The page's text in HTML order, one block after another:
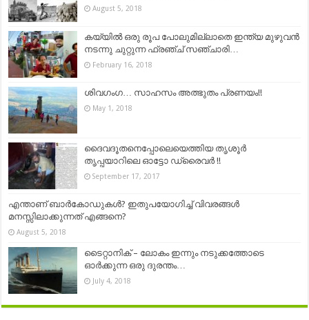
August 5, 2018
കയ്യില്‍ ഒരു രൂപ പോലുമില്ലാതെ ഇന്ത്യ മുഴുവന്‍
നടന്നു ചുറ്റുന്ന ഫ്രഞ്ച് സഞ്ചാരി…
February 16, 2018
ശിവഗംഗ… സാഹസം അത്ഭുതം പ്രണയം!!
May 1, 2018
ദൈവദൂതനെപ്പോലെയെത്തിയ തൃശൂർ
തൃപ്പയാറിലെ ഓട്ടോ ഡ്രൈവർ !!
September 17, 2017
എന്താണ് ബാർകോഡുകൾ? ഇതുപയോഗിച്ച് വിവരങ്ങൾ
മനസ്സിലാക്കുന്നത് എങ്ങനെ?
August 5, 2018
ടൈറ്റാനിക് – ലോകം ഇന്നും നടുക്കത്തോടെ
ഓർക്കുന്ന ഒരു ദുരന്തം…
July 4, 2018